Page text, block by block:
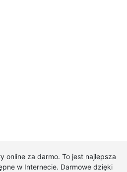
online za darmo. To jest najlepsza
w Internecie. Darmowe dzięki